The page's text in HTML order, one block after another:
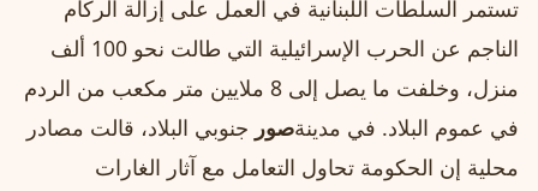
تستمر السلطات اللبنانية في العمل على إزالة الركام
الناجم عن الحرب الإسرائيلية التي طالت نحو 100 ألف
منزل، وخلفت ما يصل إلى 8 ملايين متر مكعب من الردم
في عموم البلاد. في مدينةصور جنوبي البلاد، قالت مصادر
محلية إن الحكومة تحاول التعامل مع آثار الغارات